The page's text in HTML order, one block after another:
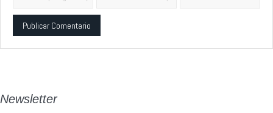
Newsletter